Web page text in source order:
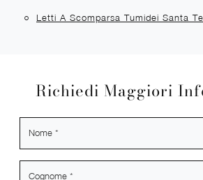
Letti A Scomparsa Tumidei Santa
Richiedi Maggiori